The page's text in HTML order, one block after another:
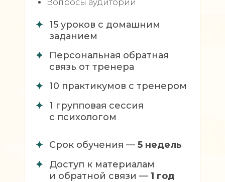
Вопросы аудитории
15 уроков с домашним
заданием
Персональная обратная
связь от тренера
10 практикумов с тренером
1 групповая сессия
с психологом
Срок обучения — 5 недель
Доступ к материалам
и обратной связи — 1 год